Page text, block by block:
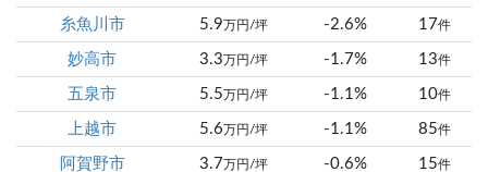
糸魚川市 5.9万円/坪 -2.6% 17件
妙高市 3.3万円/坪 -1.7% 13件
五泉市 5.5万円/坪 -1.1% 10件
上越市 5.6万円/坪 -1.1% 85件
阿賀野市 3.7万円/坪 -0.6% 15件